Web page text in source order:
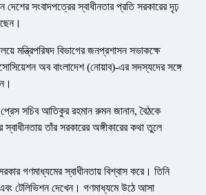
দেশের সংবাদপত্রের স্বাধীনতার প্রতি সরকারের দৃঢ়
মন্ত্রিপরিষদ বিভাগের জনপ্রশাসন সভাকক্ষে
অব বাংলাদেশ (নোয়াব)-এর সদস্যদের সঙ্গে
প্রেস সচিব আতিকুর রহমান রুমন জানান, বৈঠকে
স্বাধীনতায় তাঁর সরকারের অঙ্গীকারের কথা তুলে
গণমাধ্যমের স্বাধীনতায় বিশ্বাস করে। তিনি
টেলিভিশন দেখেন। গণমাধ্যমে উঠে আসা